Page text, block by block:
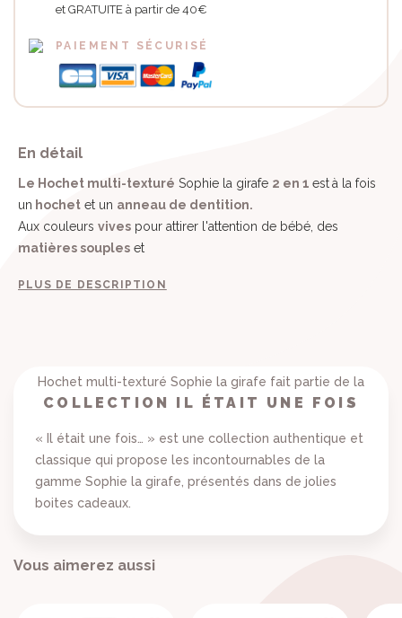
Ajouter à ma liste d'envies
((title)) ×
((label))
Connexion ×
Vous devez être connecté pour ajouter des produits à
et GRATUITE à partir de 40€
PAIEMENT SÉCURISÉ
En détail
Le Hochet multi-texturé Sophie la girafe 2 en 1 està la fois
un hochet et un anneau de dentition.
Aux couleurs vives pour attirer l'attention de bébé, des
matières souples et
PLUS DE DESCRIPTION
Hochet multi-texturé Sophie la girafe fait partie de la
COLLECTION IL ÉTAIT UNE FOIS
« Il était une fois… » est une collection authentique et
classique qui propose les incontournables de la
gamme Sophie la girafe, présentés dans de jolies
boites cadeaux.
Vous aimerez aussi